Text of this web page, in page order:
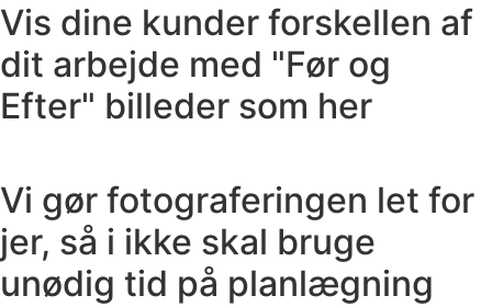
Vis dine kunder forskellen af
dit arbejde med "Før og
Efter" billeder som her
Vi gør fotograferingen let for
jer, så i ikke skal bruge
unødig tid på planlægning